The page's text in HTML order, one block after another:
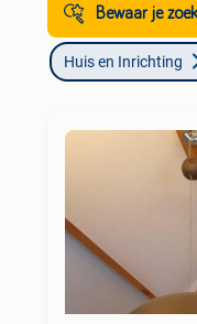
Bewaar je
Huis en Inrichting